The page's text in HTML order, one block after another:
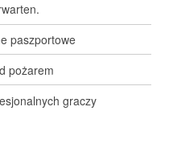
paszportowe
pożarem
graczy